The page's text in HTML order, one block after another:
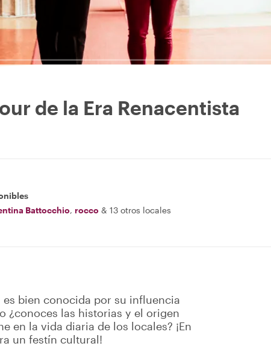
de la Era Renacentista
Battocchio, rocco & 13 otros locales
es bien conocida por su influencia
¿conoces las historias y el origen
en la vida diaria de los locales? ¡En
un festín cultural!